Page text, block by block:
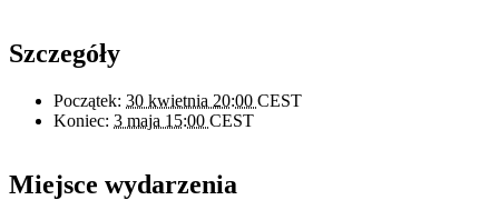
Szczegóły
Początek: 30 kwietnia 20:00 CEST
Koniec: 3 maja 15:00 CEST
Miejsce wydarzenia